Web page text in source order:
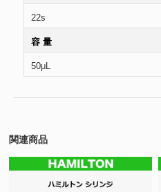
22s
容 量
50μL
関連商品